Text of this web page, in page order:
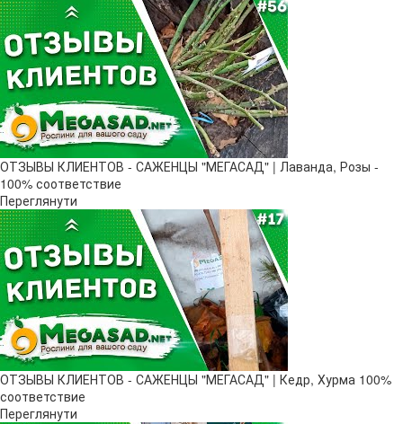
ОТЗЫВЫ КЛИЕНТОВ - САЖЕНЦЫ "МЕГАСАД" | Лаванда, Розы -
100% соответствие
Переглянути
ОТЗЫВЫ КЛИЕНТОВ - САЖЕНЦЫ "МЕГАСАД" | Кедр, Хурма 100%
соответствие
Переглянути